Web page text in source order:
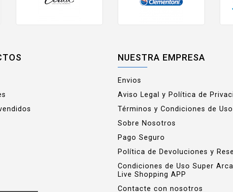
NUESTRA EMPRESA
Envios
Aviso Legal y Política de
Términos y Condiciones de Uso
Sobre Nosotros
Pago Seguro
Política de Devoluciones y
Condiciones de Uso Super
Live Shopping APP
Contacte con nosotros